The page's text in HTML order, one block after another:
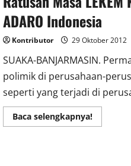
Lanjut
di
Hotel
Rattan
Inn
ADARO Indonesia
Kontributor 29 Oktober 2012
SUAKA-BANJARMASIN.
polimik di perusahaan-
seperti yang terjadi di
Baca selengkapnya!Read
more